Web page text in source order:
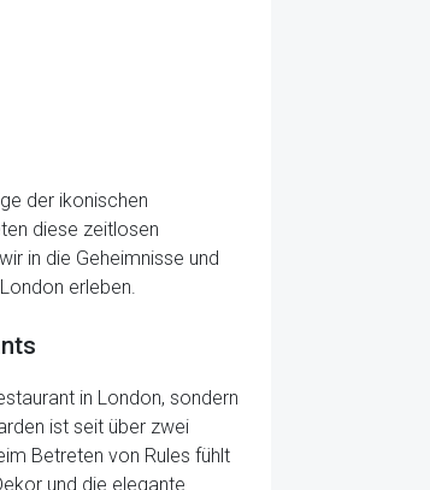
der ikonischen
diese zeitlosen
in die Geheimnisse und
erleben.
in London, sondern
ist seit über zwei
Betreten von Rules fühlt
und die elegante